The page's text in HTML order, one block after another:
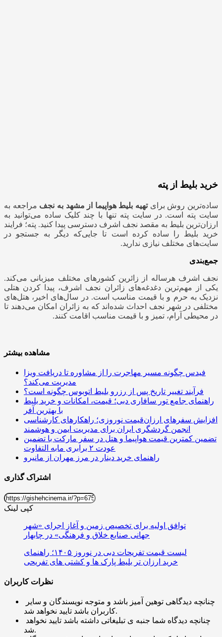
خرید بلیط از پته
ساده‌ترین روش برایتهیه بلیط هواپیما از مشهد به نجف مراجعه به
سایت پته است‌. در سایت پته تنها با چند کلیک ساده می‌توانید به
ارزان‌ترین بلیط به مقصد نجف اشرف دسترسی پیدا کنید. پته؛ فرایند
خرید بلیط را ساده کرده است تا جایی‌که دیگر به جستجو در
سایت‌های مختلف نیازی ندارید.
جمع‌بندی
نجف اشرف هرساله از زائرین کشورهای مختلف میزبانی می‌کند.
یکی از مهم‌ترین دغدغه‌های زائران نجف اشرف، پیدا کردن هتلی
نزدیک به حرم و با قیمت مناسب است. در سال‌های اخیر، هتل‌های
مختلفی در‌ شهر نجف احداث شده‌اند که به زائران امکان می‌دهند تا
در محیطی آرام، تمیز و با قیمت مناسب اقامت کنند.
مشاهده بیشتر
فیدس چگونه مسیر مهاجرت را از مشاوره تا دریافت ویزا
مدیریت می‌کند؟
فرآیند تغییر تاریخ پس از رزرو بلیط اتوبوس چگونه است؟
راهنمای جامع تور سافاری دبی؛ قیمت، امکانات و خرید بلیط
با بهترین آفر
افزایش سفرهای ارزان‌قیمت نوروزی؛ راهکارهای کارشناسی
انجمن گردشگری ایران برای مدیریت ایمن و هوشمند
تضمین کمترین قیمت هواپیما و هتل در سفر مارکت با تضمین
عودت ۲ برابری مابه التفاوت
راهنمای خرید دینار در مرز مهران از مانیرو
اشتراک گذاری
کپی لینک
توافق اولیه برای تخصیص زمین و آغاز اجرای «شهر
جهانی صنایع خلاق و فرهنگی» در چابهار
لیست قیمت تفریحات دبی در نوروز ۱۴۰۵؛ راهنمای
خرید ارزان تر بلیط پارک ها و کشتی های تفریحی
نظرات کاربران
کاربران باشد تایید نخواهد شد.
شد.